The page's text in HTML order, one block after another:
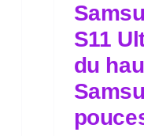
S11
du